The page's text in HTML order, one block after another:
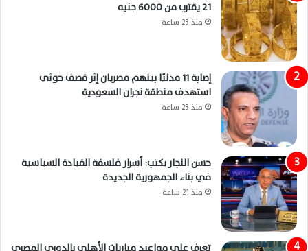
21 يقترب من 6000 جنيه
منذ 23 ساعة
إصابة 11 مدنيًا بينهم مصريان إثر قصف حوثي
استهدف منطقة نجران السعودية
منذ 23 ساعة
حسن النجار يكتب: أسرار فلسفة القيادة السياسية
في بناء الجمهورية الجديدة
منذ 21 ساعة
تعرف على مواعيد مباريات الأهلي بالدوري المصري